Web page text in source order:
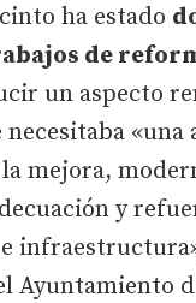
ha estado
de
un aspecto
«una
mejora,
y
Ayuntamiento